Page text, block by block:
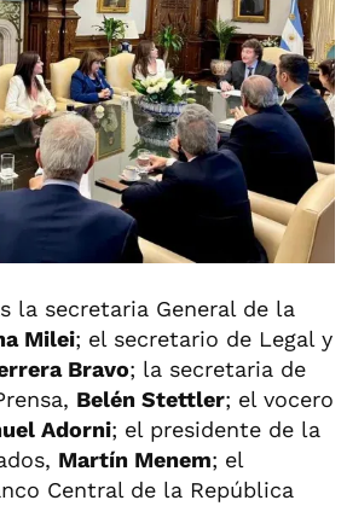
la secretaria General de la
Milei; el secretario de Legal y
Bravo; la secretaria de
Belén Stettler; el vocero
Adorni; el presidente de la
Martín Menem; el
Central de la República